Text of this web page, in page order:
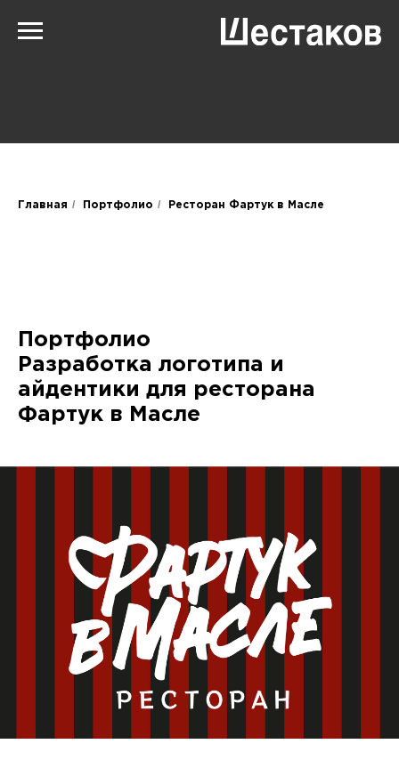
Главная / Портфолио / Ресторан Фартук в Масле
Портфолио
Разработка логотипа и
айдентики для ресторана
Фартук в Масле